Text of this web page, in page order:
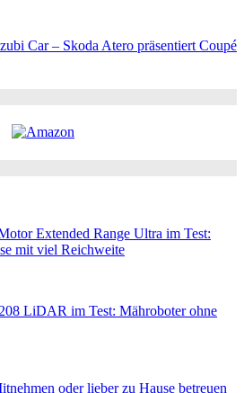
Car – Skoda Atero präsentiert Coupé
Extended Range Ultra im Test:
mit viel Reichweite
LiDAR im Test: Mähroboter ohne
oder lieber zu Hause betreuen